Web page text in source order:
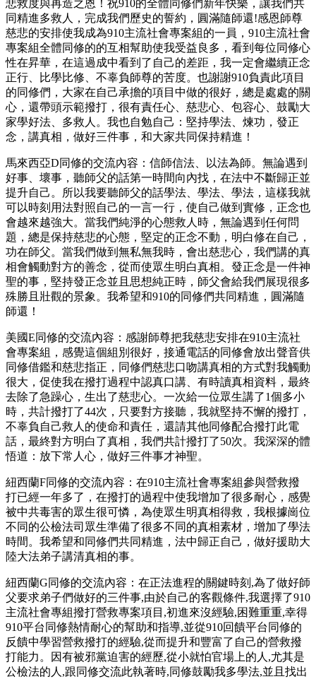
悲救度與再造之恩！祝910的全體同修們新年快樂，讓我們共
同精進多救人，完成我們歷史的誓約，圓滿隨師還!感恩師尊
慈悲的安排使我成為910主流社會專案組的一員，910主流社會
專案組全體同修的的互相幫助使我受益良多，看到每位同修心
性在昇華，在這過成中看到了自己的差距，我一定會繼續正念
正行、比學比修、不辜負師尊的苦度。也謝謝910負責此項目
的同修們，大家在自己承擔的項目中做的很好，總是處處的關
心，還帶頭示範撥打，很有責任心、慈悲心、包容心、鼓勵大
家學好法、多救人。我也自勉自己：堅持學法、煉功，發正
念，講真相，做好三件事，和大家共同保持精進！
馬來西亞D同修的交流內容：信師信法、以法為師。無論遇到
好事、壞事，聽師父的話第一時間向內找，在法中不斷歸正並
提升自己。所以我要聽師父的話學法、學法、學法，這樣我就
可以時刻用法對照自己的一言一行，使自己做到實修，正念也
會越來越強大。當我們純淨的心態救人時，無論遇到任何問
題，總是保持慈悲的心態，堅定的正念不動，明白修在自己，
功在師父。當我們做到無私無我時，會出慈悲心，我們講的真
相會觸動對方的善念，從而使眾生明白真相。發正念是一件神
聖的事，堅持發正念並且思想純正時，師父會給我們展現很多
殊勝且壯觀的景象。我希望和910的同修們共同精進，圓滿隨
師還！
美國E同修的交流內容：感謝師尊把我慈悲安排在910主流社
會專案組，感覺這個組別很好，接通電話的同修會放出聲音供
同修借鑑和慈悲指正，同修們慈悲口吻講真相的方式對我觸動
很大，促使我在撥打過程中認真口講、有時讀真相資料，最終
去除了急躁心，生出了慈悲心。一次給一位眾生講了1個多小
時，共計撥打了44次，只要對方接聽，我就堅持不懈的撥打，
不辜負自己救人的使命和責任，還請其他同修配合撥打此電
話，最終對方明白了真相，我們共計撥打了50次。我深深的體
悟道：放下常人心，做好三件事才神聖。
紐西蘭F同修的交流內容：在910主流社會專案組參與營救撥
打已經一年多了，在撥打的過程中使我增加了很多耐心，感覺
被中共毒害的眾生很可憐，為使眾生明真相得救，我根據崗位
不同的公檢法司眾生準備了很多不同的真相素材，增加了學法
時間。我希望和同修們共同精進，法中歸正自己，做好援助大
陸大法弟子講清真相的事。
紐西蘭G同修的交流內容：在正法進程的關鍵時刻,為了做好師
父要求弟子們做好的三件事,由於自己的客觀條件,我選擇了910
主流社會專組撥打營救專案項目,初進來沒經驗,困難重重,幸得
910平台同修熱情耐心的幫助和指導,並從910回饋平台同修的
反饋中學習營救撥打的經驗,從而提升和豐富了自己的營救撥
打能力。因有被邪黨迫害的經歷,從小就怕官場上的人,尤其是
公檢法的人,跟同修交流此執著時,同修鼓勵我多學法,並且找出